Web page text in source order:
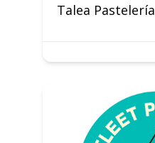
Talea Pastelería